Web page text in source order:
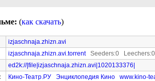
(как скачать)
izjaschnaja.zhizn.avi
izjaschnaja.zhizn.avi.torrentSeeders:0 Leechers:0
ed2k://|file|izjaschnaja.zhizn.avi|1020133376|
Кино-Театр.РУ Энциклопедия Кино
www.kino-